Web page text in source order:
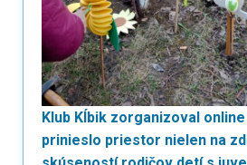
Klub Kĺbik zorganizoval
prinieslo priestor nielen na